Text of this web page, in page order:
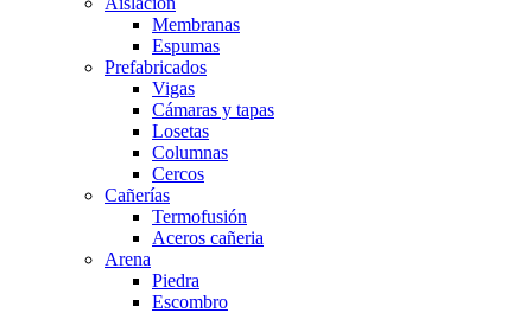
Membranas
Espumas
Prefabricados
Vigas
Cámaras y tapas
Losetas
Columnas
Cercos
Cañerías
Termofusión
Aceros cañeria
Arena
Piedra
Escombro